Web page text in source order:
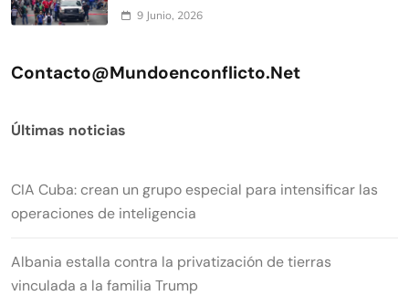
9 Junio, 2026
Contacto@mundoenconflicto.net
Últimas noticias
CIA Cuba: crean un grupo especial para intensificar las
operaciones de inteligencia
Albania estalla contra la privatización de tierras
vinculada a la familia Trump